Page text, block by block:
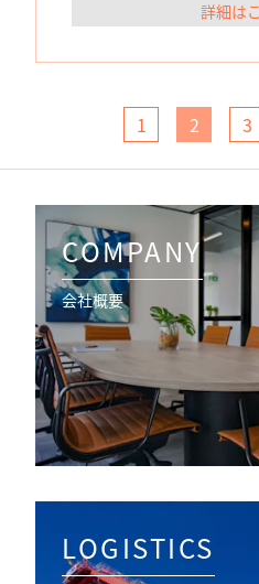
詳細は
1 2 3
COMPANY
会社概要
LOGISTICS